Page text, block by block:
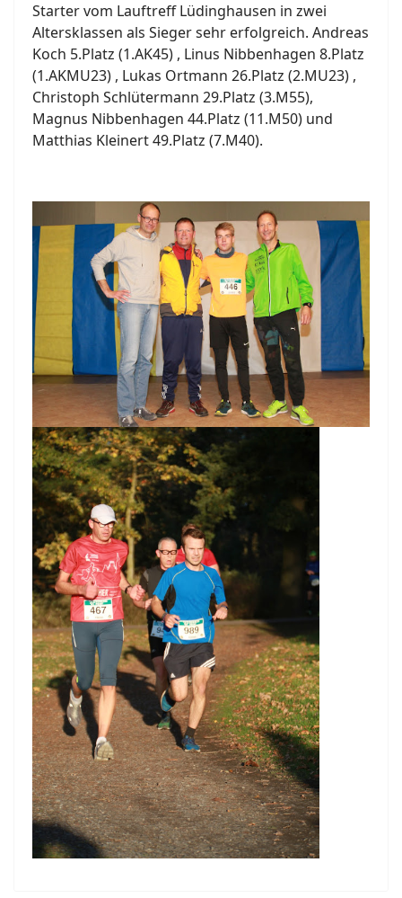
Starter vom Lauftreff Lüdinghausen in zwei
Altersklassen als Sieger sehr erfolgreich. Andreas
Koch 5.Platz (1.AK45) , Linus Nibbenhagen 8.Platz
(1.AKMU23) , Lukas Ortmann 26.Platz (2.MU23) ,
Christoph Schlütermann 29.Platz (3.M55),
Magnus Nibbenhagen 44.Platz (11.M50) und
Matthias Kleinert 49.Platz (7.M40).